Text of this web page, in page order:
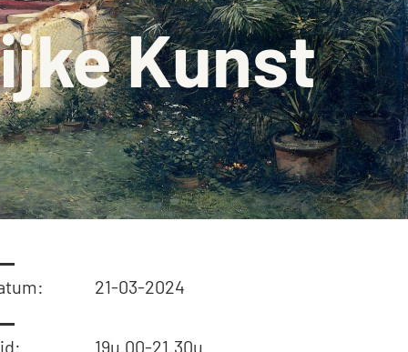
gebouw
Kunst
21-03-2024
19u.00-21.30u